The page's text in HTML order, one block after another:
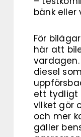
bänk
För
här att
vardagen.
diesel
ett tydligt
vilket gör
och mer
gäller